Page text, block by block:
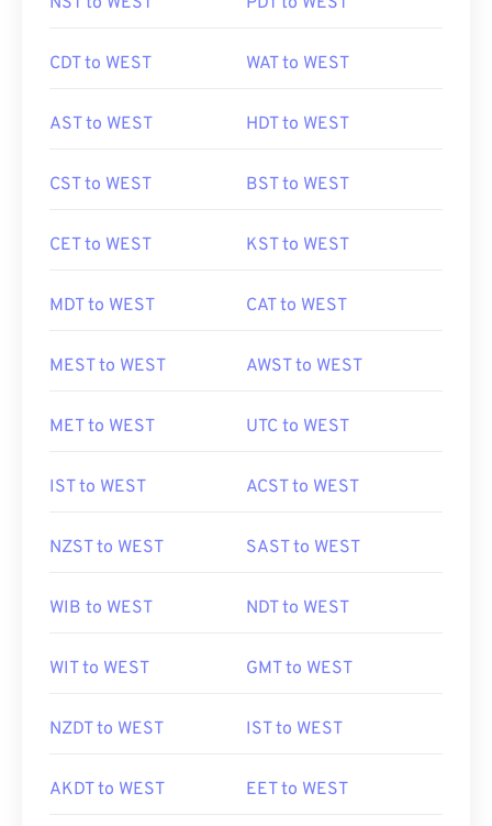
CDT to WEST WAT to WEST
AST to WEST HDT to WEST
CST to WEST BST to WEST
CET to WEST KST to WEST
MDT to WEST CAT to WEST
MEST to WEST AWST to WEST
MET to WEST UTC to WEST
IST to WEST ACST to WEST
NZST to WEST SAST to WEST
WIB to WEST NDT to WEST
WIT to WEST GMT to WEST
NZDT to WEST IST to WEST
AKDT to WEST EET to WEST